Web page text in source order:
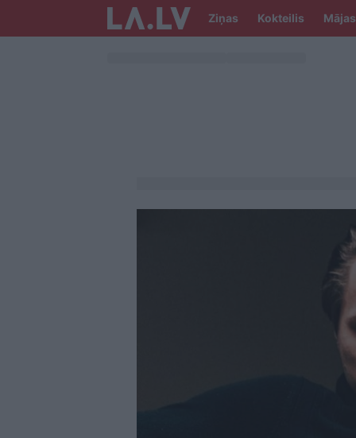
Ziņas Kokteilis Mājas